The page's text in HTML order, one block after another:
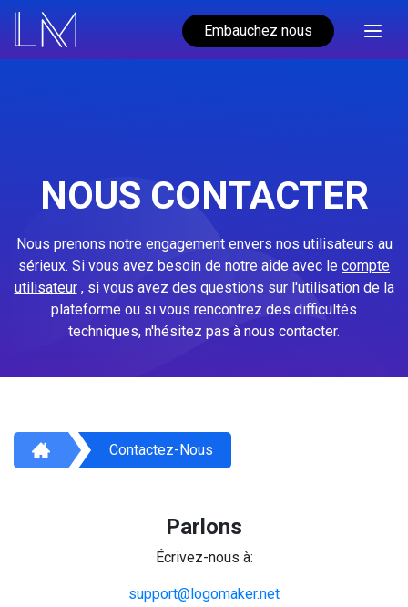
Embauchez nous
NOUS CONTACTER
Nous prenons notre engagement envers nos utilisateurs au
sérieux. Si vous avez besoin de notre aide avec le compte
utilisateur , si vous avez des questions sur l'utilisation de la
plateforme ou si vous rencontrez des difficultés
techniques, n'hésitez pas à nous contacter.
Contactez-Nous
Parlons
Écrivez-nous à:
support@logomaker.net